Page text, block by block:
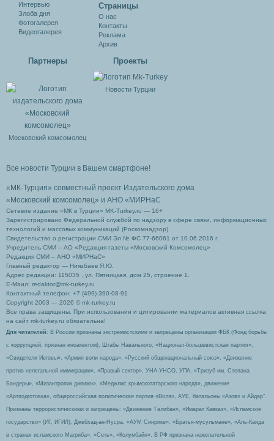
Интервью
Злоба дня
Фотогалерея
Видеогалерея
Cтраницы
О нас
Контакты
Реклама
Архив
Партнеры
Московский комсомолец
Проекты
Новости Турции
Все новости Турции в Вашем смартфоне!
«МК-Турция» совместный проект Издательского дома
«Московский комсомолец» и АНО «МИРНаС
Сетевое издание «МК в Турции» MK-Turkey.ru — 16+
Зарегистрировано Федеральной службой по надзору в сфере связи, информационных
технологий и массовых коммуникаций (Роскомнадзор).
Свидетельство о регистрации СМИ Эл № ФС 77-66061 от 10.06.2016 г.
Учредитель СМИ – АО «Редакция газеты «Московский Комсомолец»
Редакция СМИ – АНО «МИРНаС»
Главный редактор — Ниязбаев Я.Ю.
Адрес редакции: 115035 , ул. Пятницкая, дом 25, строение 1.
Е-Маил: redaktor@mk-turkey.ru
Контактный телефон: +7 (499) 390-08-91
Copyright 2003 — 2026 © mk-turkey.ru
Все права защищены. При использовании и цитировании материалов активная ссылка
на сайт mk-turkey.ru обязательна!
Для читателей : В России признаны экстремистскими и запрещены организации ФБК (Фонд борьбы
с коррупцией, признан иноагентом), Штабы Навального, «Национал-большевистская партия»,
«Свидетели Иеговы», «Армия воли народа», «Русский общенациональный союз», «Движение
против нелегальной иммиграции», «Правый сектор», УНА-УНСО, УПА, «Тризуб им. Степана
Бандеры», «Мизантропик дивижн», «Меджлис крымскотатарского народа», движение
«Артподготовка», общероссийская политическая партия «Воля», АУЕ, батальоны «Азов» и Айдар″.
Признаны террористическими и запрещены: «Движение Талибан», «Имарат Кавказ», «Исламское
государство» (ИГ, ИГИЛ), Джебхад-ан-Нусра, «АУМ Синрике», «Братья-мусульмане», «Аль-Каида
в странах исламского Магриба», «Сеть», «Колумбайн». В РФ признана нежелательной